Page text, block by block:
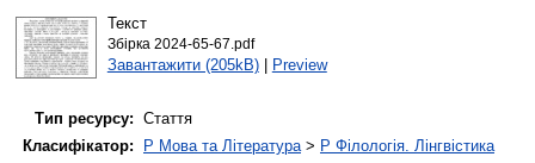
Текст
Збірка 2024-65-67.pdf
Завантажити (205kB)| Preview
Тип ресурсу: Стаття
Класифікатор:
P Мова та Література> P Філологія. Лінгвістика